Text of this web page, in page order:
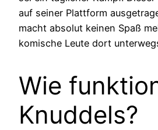
auf seiner Plattform
macht absolut keinen Spaß
komische Leute dort
Wie
Knuddels?